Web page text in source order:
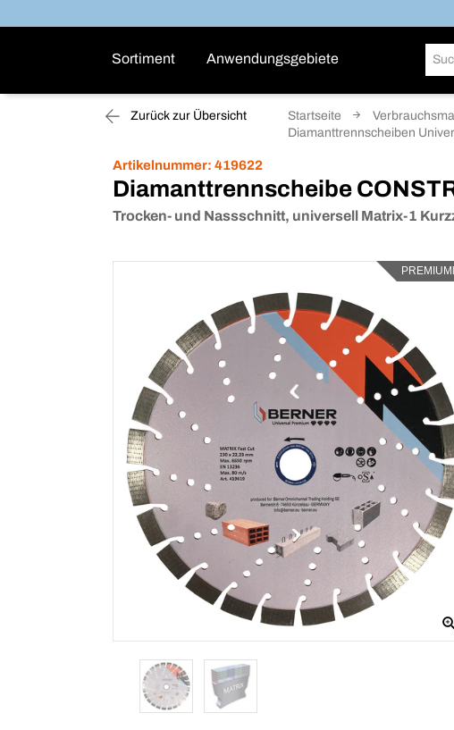
Sortiment Anwendungsgebiete
Zurück zur Übersicht Startseite
Diamanttrennscheiben
Artikelnummer: 419622
Diamanttrennscheibe
Trocken- und Nassschnitt, universell Matrix-1